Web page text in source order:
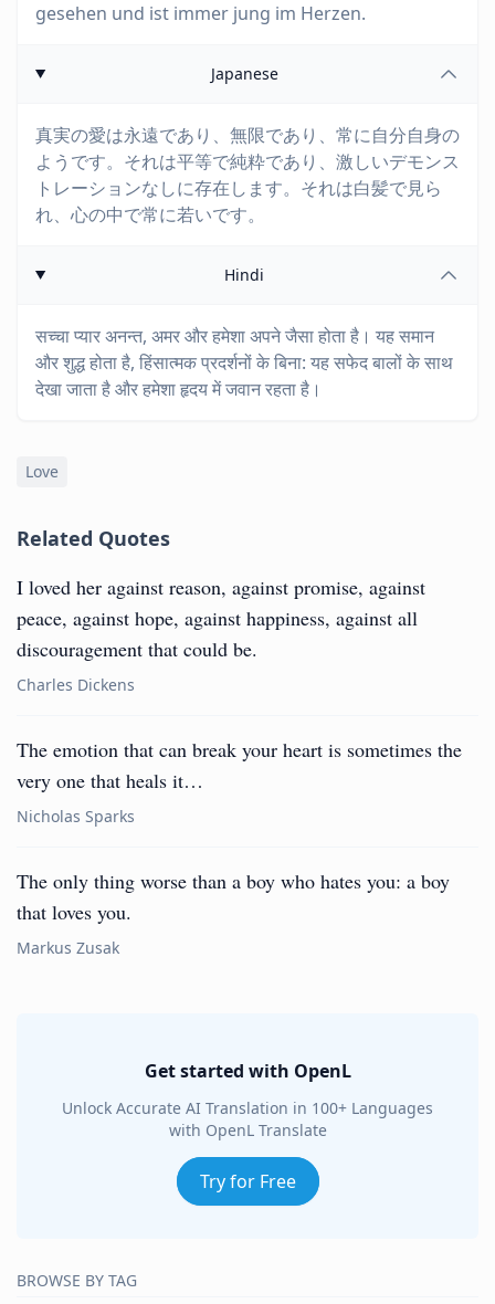
gesehen und ist immer jung im Herzen.
Japanese
真実の愛は永遠であり、無限であり、常に自分自身の
ようです。それは平等で純粋であり、激しいデモンス
トレーションなしに存在します。それは白髪で見ら
れ、心の中で常に若いです。
Hindi
सच्चा प्यार अनन्त, अमर और हमेशा अपने जैसा होता है। यह समान
और शुद्ध होता है, हिंसात्मक प्रदर्शनों के बिना: यह सफेद बालों के साथ
देखा जाता है और हमेशा हृदय में जवान रहता है।
Love
Related Quotes
I loved her against reason, against promise, against
peace, against hope, against happiness, against all
discouragement that could be.
Charles Dickens
The emotion that can break your heart is sometimes the
very one that heals it…
Nicholas Sparks
The only thing worse than a boy who hates you: a boy
that loves you.
Markus Zusak
Get started with OpenL
Unlock Accurate AI Translation in 100+ Languages
with OpenL Translate
Try for Free
BROWSE BY TAG